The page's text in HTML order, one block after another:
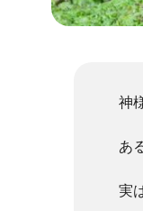
神
あ
実